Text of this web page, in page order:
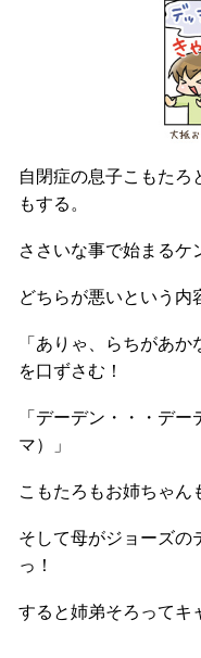
自閉症の息子こもたろ
もする。
ささいな事で始まるケ
どちらが悪いという内
「ありゃ、らちがあ
を口ずさむ！
「デーデン・・・デ
マ）」
こもたろもお姉ちゃ
そして母がジョーズの
っ！
すると姉弟そろってキ